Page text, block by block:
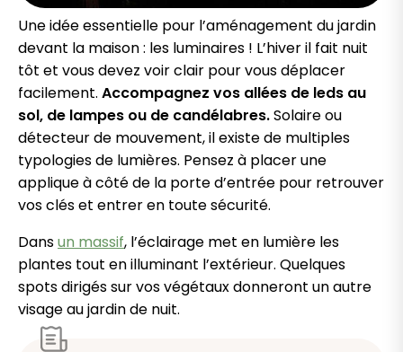
Une idée essentielle pour l’aménagement du jardin
devant la maison : les luminaires ! L’hiver il fait nuit
tôt et vous devez voir clair pour vous déplacer
facilement. Accompagnez vos allées de leds au
sol, de lampes ou de candélabres.Solaire ou
détecteur de mouvement, il existe de multiples
typologies de lumières. Pensez à placer une
applique à côté de la porte d’entrée pour retrouver
vos clés et entrer en toute sécurité.
Dansun massif, l’éclairage met en lumière les
plantes tout en illuminant l’extérieur. Quelques
spots dirigés sur vos végétaux donneront un autre
visage au jardin de nuit.